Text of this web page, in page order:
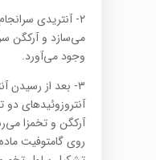
۲- آنتریدی
می‌سازد و آرکگن
وجود می‌آورد.
۳- بعد از رسیدن
آنتروزوئید‌های دو
آرکگن و تخمزا
روی گامتوفیت